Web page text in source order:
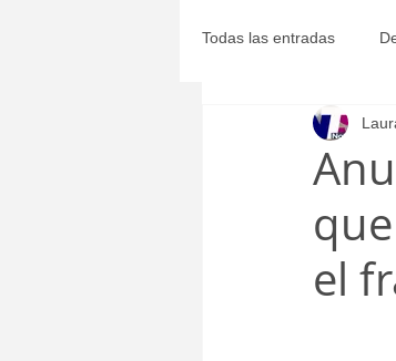
Todas las entradas
Michoacán
el